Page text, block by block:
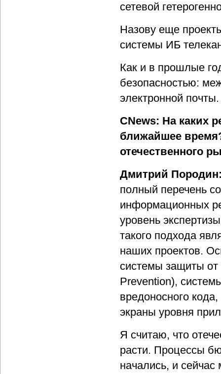
сетевой
Назову еще
системы ИБ
Как и в прошлые
безопасностью:
электронной почты.
CNews: На каких
ближайшее
отечественного
Дмитрий
полный перечень
информационных
уровень
такого подхода
наших проектов.
системы защиты
Prevention),
вредоносного
экраны уровня
Я считаю, что
расти. Процессы
начались, и